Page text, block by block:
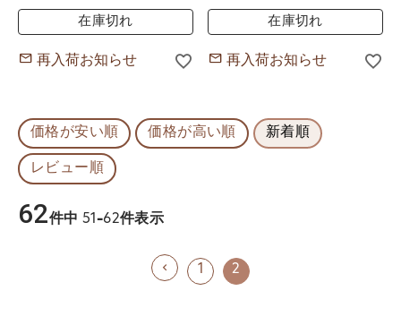
在庫切れ
再入荷お知らせ
在庫切れ
再入荷お知らせ
価格が安い順 価格が高い順 新着順
レビュー順
62件中 51-62件表示
1 2